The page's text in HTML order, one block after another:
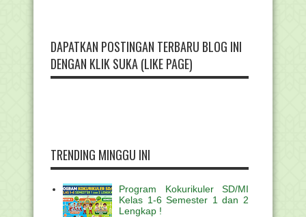
DAPATKAN POSTINGAN TERBARU BLOG INI
DENGAN KLIK SUKA (LIKE PAGE)
TRENDING MINGGU INI
Program Kokurikuler SD/MI
Kelas 1-6 Semester 1 dan 2
Lengkap !